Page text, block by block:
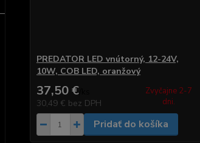
PREDATOR LED vnútorný, 12-24V,
10W, COB LED, oranžový
37,50 €/
30,49 € bez DPH
Zvyčajne 2-7
dni.
Pridať do košíka